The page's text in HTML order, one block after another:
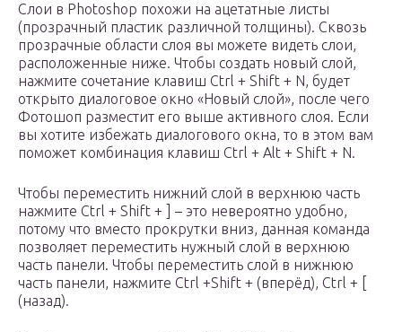
Слои в Photoshop похожи на ацетатные листы
(прозрачный пластик различной толщины). Сквозь
прозрачные области слоя вы можете видеть слои,
расположенные ниже. Чтобы создать новый слой,
нажмите сочетание клавиш Ctrl + Shift + N, будет
открыто диалоговое окно «Новый слой», после чего
Фотошоп разместит его выше активного слоя. Если
вы хотите избежать диалогового окна, то в этом вам
поможет комбинация клавиш Ctrl + Alt + Shift + N.
Чтобы переместить нижний слой в верхнюю часть
нажмите Ctrl + Shift + ] – это невероятно удобно,
потому что вместо прокрутки вниз, данная команда
позволяет переместить нужный слой в верхнюю
часть панели. Чтобы переместить слой в нижнюю
часть панели, нажмите Ctrl +Shift + (вперёд), Ctrl + [
(назад).